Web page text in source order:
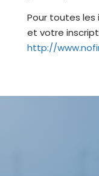
Pour toutes
et votre
http://